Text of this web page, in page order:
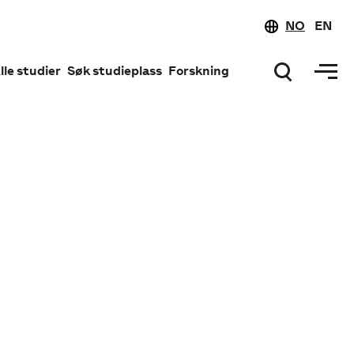
NO EN
studier Søk studieplass Forskning